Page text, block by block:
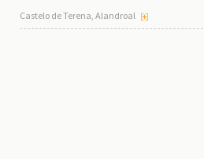
Castelo de Terena, Alandroal